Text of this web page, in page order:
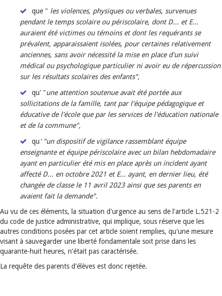
que " les violences, physiques ou verbales, survenues
pendant le temps scolaire ou périscolaire, dont D... et E...
auraient été victimes ou témoins et dont les requérants se
prévalent, apparaissaient isolées, pour certaines relativement
anciennes, sans avoir nécessité la mise en place d'un suivi
médical ou psychologique particulier ni avoir eu de répercussion
sur les résultats scolaires des enfants",
qu' "une attention soutenue avait été portée aux
sollicitations de la famille, tant par l'équipe pédagogique et
éducative de l'école que par les services de l'éducation nationale
et de la commune",
qu ' "un dispositif de vigilance rassemblant équipe
enseignante et équipe périscolaire avec un bilan hebdomadaire
ayant en particulier été mis en place après un incident ayant
affecté D... en octobre 2021 et E... ayant, en dernier lieu, été
changée de classe le 11 avril 2023 ainsi que ses parents en
avaient fait la demande".
Au vu de ces éléments, la situation d'urgence au sens de l'article L.521-2
du code de justice administrative, qui implique, sous réserve que les
autres conditions posées par cet article soient remplies, qu'une mesure
visant à sauvegarder une liberté fondamentale soit prise dans les
quarante-huit heures, n'était pas caractérisée.
La requête des parents d'élèves est donc rejetée.